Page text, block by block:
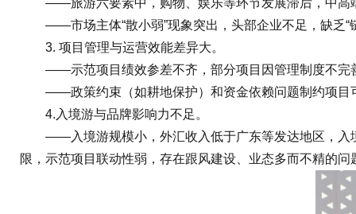
——旅游六要素中，购物、娱乐等环节发展滞后，中高端
——市场主体“散小弱”现象突出，头部企业不足，缺乏“
3. 项目管理与运营效能差异大。
——示范项目绩效参差不齐，部分项目因管理制度不完善
——政策约束（如耕地保护）和资金依赖问题制约项目
4.入境游与品牌影响力不足。
——入境游规模小，外汇收入低于广东等发达地区，入
限，示范项目联动性弱，存在跟风建设、业态多而不精的问